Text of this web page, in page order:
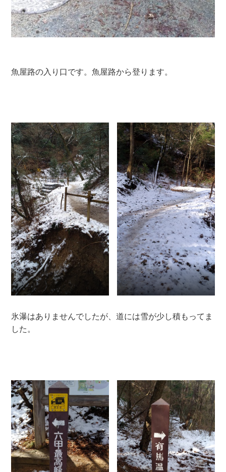
魚屋路の入り口です。魚屋路から登ります。
氷瀑はありませんでしたが、道には雪が少し積もってま
した。